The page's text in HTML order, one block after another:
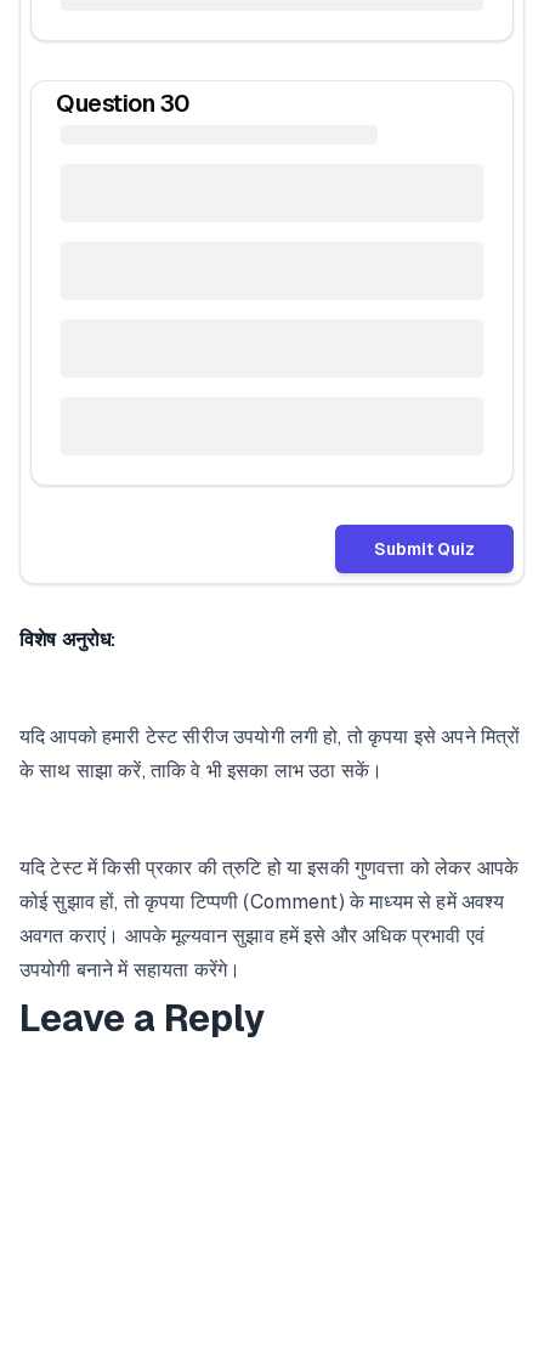
Question 30
Submit Quiz
विशेष अनुरोध:
यदि आपको हमारी टेस्ट सीरीज उपयोगी लगी हो, तो कृपया इसे अपने मित्रों
के साथ साझा करें, ताकि वे भी इसका लाभ उठा सकें।
यदि टेस्ट में किसी प्रकार की त्रुटि हो या इसकी गुणवत्ता को लेकर आपके
कोई सुझाव हों, तो कृपया टिप्पणी (Comment) के माध्यम से हमें अवश्य
अवगत कराएं। आपके मूल्यवान सुझाव हमें इसे और अधिक प्रभावी एवं
उपयोगी बनाने में सहायता करेंगे।
Leave a Reply